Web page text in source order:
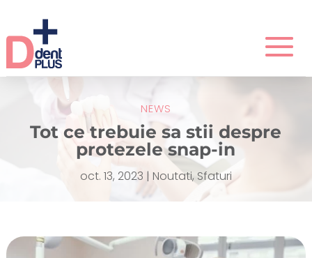
NEWS
Tot ce trebuie sa stii despre
protezele snap-in
oct. 13, 2023 | Noutati, Sfaturi